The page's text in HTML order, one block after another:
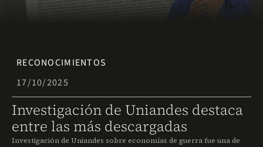
RECONOCIMIENTOS
17/10/2025
Investigación de Uniandes destaca
entre las más descargadas
Investigación de Uniandes sobre economías de guerra fue una de